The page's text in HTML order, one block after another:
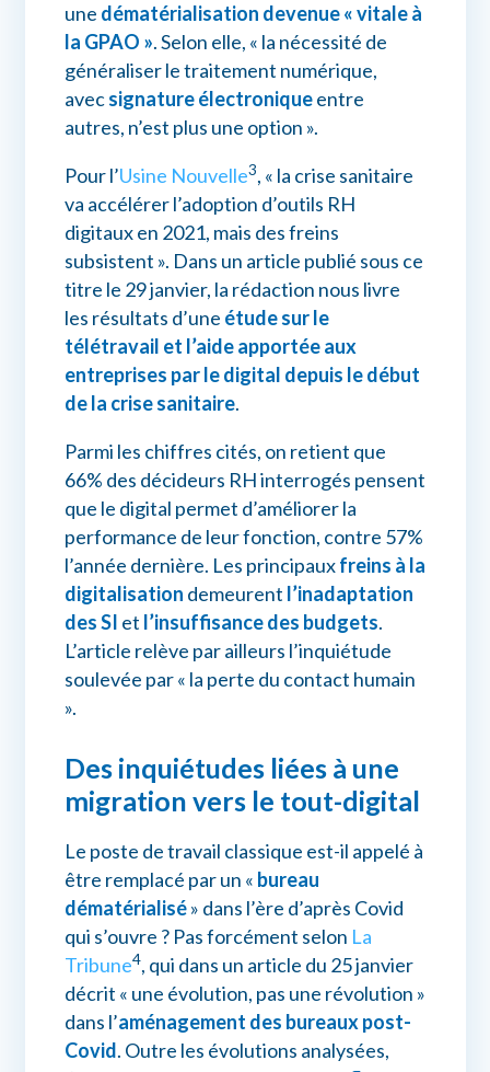
une dématérialisation devenue « vitale à
la GPAO ». Selon elle, « la nécessité de
généraliser le traitement numérique,
avecsignature électroniqueentre
autres, n’est plus une option ».
Pour l’Usine Nouvelle3, « la crise sanitaire
va accélérer l’adoption d’outils RH
digitaux en 2021, mais des freins
subsistent ». Dans un article publié sous ce
titre le 29 janvier, la rédaction nous livre
les résultats d’une étude sur le
télétravail et l’aide apportée aux
entreprises par le digital depuis le début
de la crise sanitaire.
Parmi les chiffres cités, on retient que
66% des décideurs RH interrogés pensent
que le digital permet d’améliorer la
performance de leur fonction, contre 57%
l’année dernière. Les principauxfreins à la
digitalisation demeurent l’inadaptation
des SI et l’insuffisance des budgets.
L’article relève par ailleurs l’inquiétude
soulevée par « la perte du contact humain
».
Des inquiétudes liées à une
migration vers le tout-digital
Le poste de travail classique est-il appelé à
être remplacé par un « bureau
dématérialisé» dans l’ère d’après Covid
qui s’ouvre ? Pas forcément selon La
Tribune4, qui dans un article du 25 janvier
décrit « une évolution, pas une révolution »
dans l’aménagement des bureaux post-
Covid. Outre les évolutions analysées,